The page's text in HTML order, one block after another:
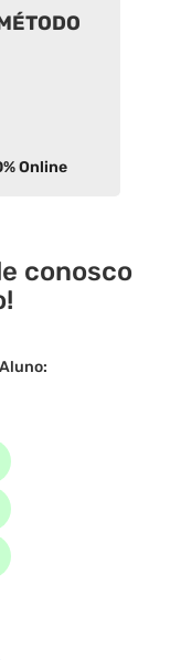
Online
conosco